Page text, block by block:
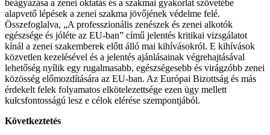
beágyazása a zenei oktatás és a szakmai gyakorlat szövetébe
alapvető lépések a zenei szakma jövőjének védelme felé.
Összefoglalva, „A professzionális zenészek és zenei alkotók
egészsége és jóléte az EU-ban” című jelentés kritikai vizsgálatot
kínál a zenei szakemberek előtt álló mai kihívásokról. E kihívások
közvetlen kezelésével és a jelentés ajánlásainak végrehajtásával
lehetőség nyílik egy rugalmasabb, egészségesebb és virágzóbb zenei
közösség előmozdítására az EU-ban. Az Európai Bizottság és más
érdekelt felek folyamatos elkötelezettsége ezen ügy mellett
kulcsfontosságú lesz e célok elérése szempontjából.
Következtetés